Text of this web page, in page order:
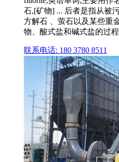
石,[矿物] ... 后者是指从被
方解石 、萤石以及某些重
物、酸式盐和碱式盐的过
联系电话: 180 3780 8511